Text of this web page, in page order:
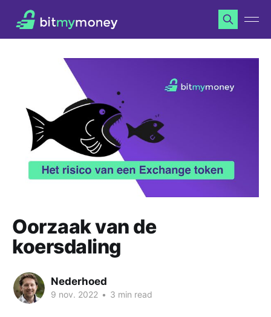
Oorzaak van de
koersdaling
Nederhoed
9 nov. 2022 • 3 min read